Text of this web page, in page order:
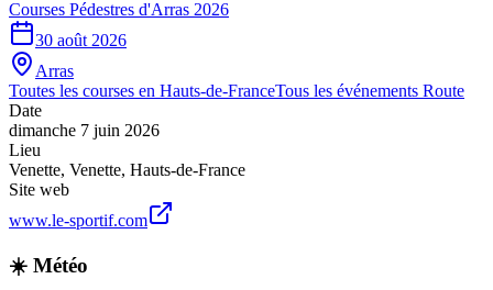
Courses Pédestres d'Arras 2026
30 août 2026
Arras
Toutes les courses en Hauts-de-FranceTous les événements Route
Date
dimanche 7 juin 2026
Lieu
Venette, Venette, Hauts-de-France
Site web
www.le-sportif.com
☀️ Météo